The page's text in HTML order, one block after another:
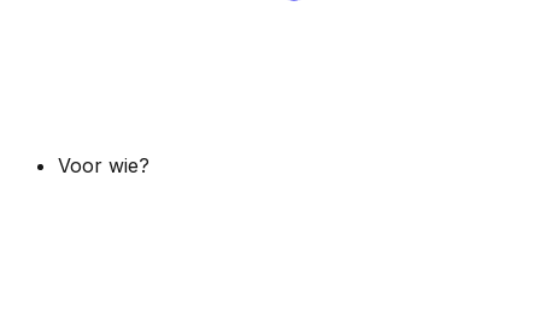
Voor wie?